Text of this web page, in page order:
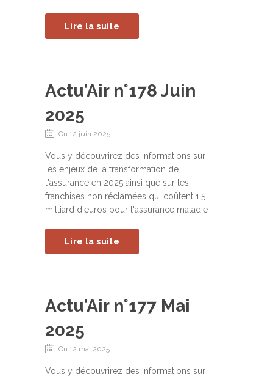
Lire la suite
Actu’Air n°178 Juin
2025
On 12 juin 2025
Vous y découvrirez des informations sur
les enjeux de la transformation de
l'assurance en 2025 ainsi que sur les
franchises non réclamées qui coûtent 1,5
milliard d'euros pour l'assurance maladie
Lire la suite
Actu’Air n°177 Mai
2025
On 12 mai 2025
Vous y découvrirez des informations sur